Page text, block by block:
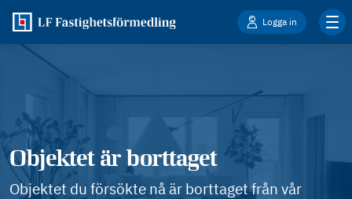
Logga in
Objektet är borttaget
Objektet du försökte nå är borttaget från vår